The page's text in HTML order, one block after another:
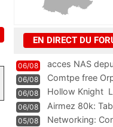
EN DIRECT DU
06/08 acces NAS
06/08 Comtpe free
06/08 Hollow Knight 
06/08
Airmez 80k:
Technologie
05/08 Networking: